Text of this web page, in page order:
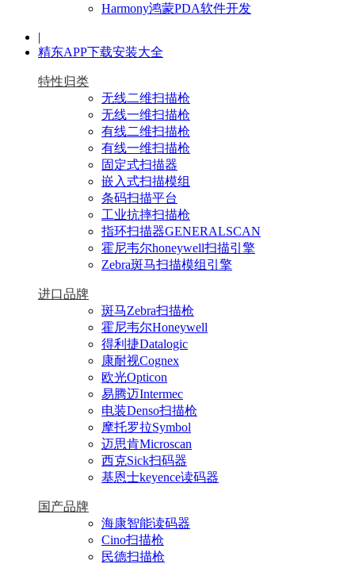
Harmony鸿蒙PDA软件开发
|
精东APP下载安装大全
特性归类
无线二维扫描枪
无线一维扫描枪
有线二维扫描枪
有线一维扫描枪
固定式扫描器
嵌入式扫描模组
条码扫描平台
工业抗摔扫描枪
指环扫描器GENERALSCAN
霍尼韦尔honeywell扫描引擎
Zebra斑马扫描模组引擎
进口品牌
斑马Zebra扫描枪
霍尼韦尔Honeywell
得利捷Datalogic
康耐视Cognex
欧光Opticon
易腾迈Intermec
电装Denso扫描枪
摩托罗拉Symbol
迈思肯Microscan
西克Sick扫码器
基恩士keyence读码器
国产品牌
海康智能读码器
Cino扫描枪
民德扫描枪